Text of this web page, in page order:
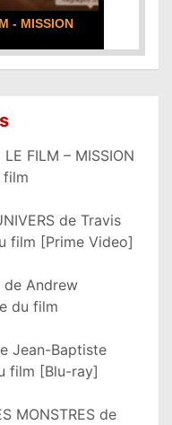
LE FILM – MISSION
film
de Travis
film [Prime Video]
de Andrew
du film
Jean-Baptiste
film [Blu-ray]
MONSTRES de